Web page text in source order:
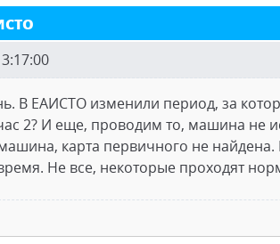
В ЕАИСТО изменили период, за
2? И еще, проводим то, машина не
карта первичного не найдена.
Не все, некоторые проходят